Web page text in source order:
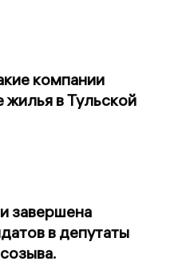
компании
в Тульской
завершена
в депутаты